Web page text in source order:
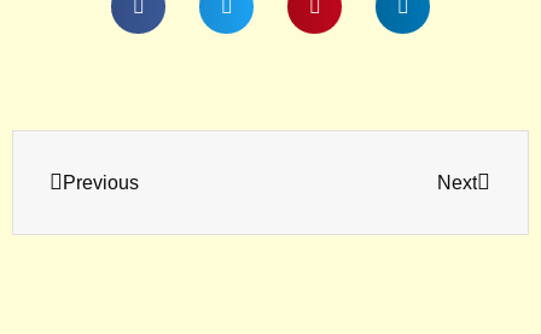
Prev
Previous Next
Next